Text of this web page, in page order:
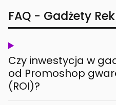
FAQ - Gadżety
Czy inwestycja w
od Promoshop
(ROI)?